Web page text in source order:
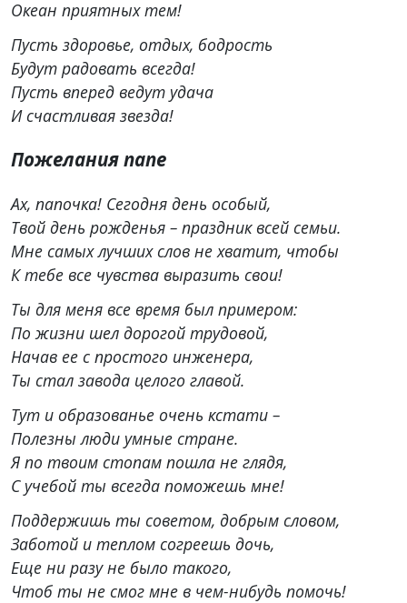
Океан приятных тем!
Пусть здоровье, отдых, бодрость
Будут радовать всегда!
Пусть вперед ведут удача
И счастливая звезда!
Пожелания папе
Ах, папочка! Сегодня день особый,
Твой день рожденья – праздник всей семьи.
Мне самых лучших слов не хватит, чтобы
К тебе все чувства выразить свои!
Ты для меня все время был примером:
По жизни шел дорогой трудовой,
Начав ее с простого инженера,
Ты стал завода целого главой.
Тут и образованье очень кстати –
Полезны люди умные стране.
Я по твоим стопам пошла не глядя,
С учебой ты всегда поможешь мне!
Поддержишь ты советом, добрым словом,
Заботой и теплом согреешь дочь,
Еще ни разу не было такого,
Чтоб ты не смог мне в чем-нибудь помочь!